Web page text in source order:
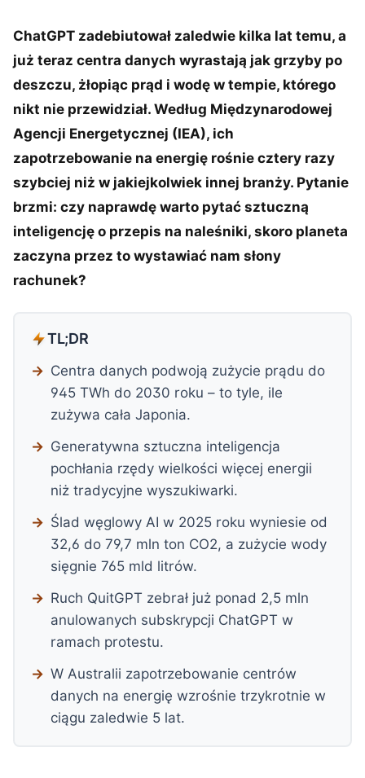
ChatGPT zadebiutował zaledwie kilka lat temu, a
już teraz centra danych wyrastają jak grzyby po
deszczu, żłopiąc prąd i wodę w tempie, którego
nikt nie przewidział. Według Międzynarodowej
Agencji Energetycznej (IEA), ich
zapotrzebowanie na energię rośnie cztery razy
szybciej niż w jakiejkolwiek innej branży. Pytanie
brzmi: czy naprawdę warto pytać sztuczną
inteligencję o przepis na naleśniki, skoro planeta
zaczyna przez to wystawiać nam słony
rachunek?
TL;DR
Centra danych podwoją zużycie prądu do
945 TWh do 2030 roku – to tyle, ile
zużywa cała Japonia.
Generatywna sztuczna inteligencja
pochłania rzędy wielkości więcej energii
niż tradycyjne wyszukiwarki.
Ślad węglowy AI w 2025 roku wyniesie od
32,6 do 79,7 mln ton CO2, a zużycie wody
sięgnie 765 mld litrów.
Ruch QuitGPT zebrał już ponad 2,5 mln
anulowanych subskrypcji ChatGPT w
ramach protestu.
W Australii zapotrzebowanie centrów
danych na energię wzrośnie trzykrotnie w
ciągu zaledwie 5 lat.